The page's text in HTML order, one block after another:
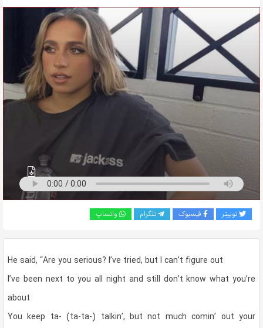
را
با
دوستان
خود
به
اشتراک
بگذارید.
توییتر فیسبوک تلگرام واتساپ
He said, “Are you serious? I’ve tried, but I can’t figure out
I’ve been next to you all night and still don’t know what you’re
about
You keep ta- (ta-ta-) talkin’, but not much comin’ out your